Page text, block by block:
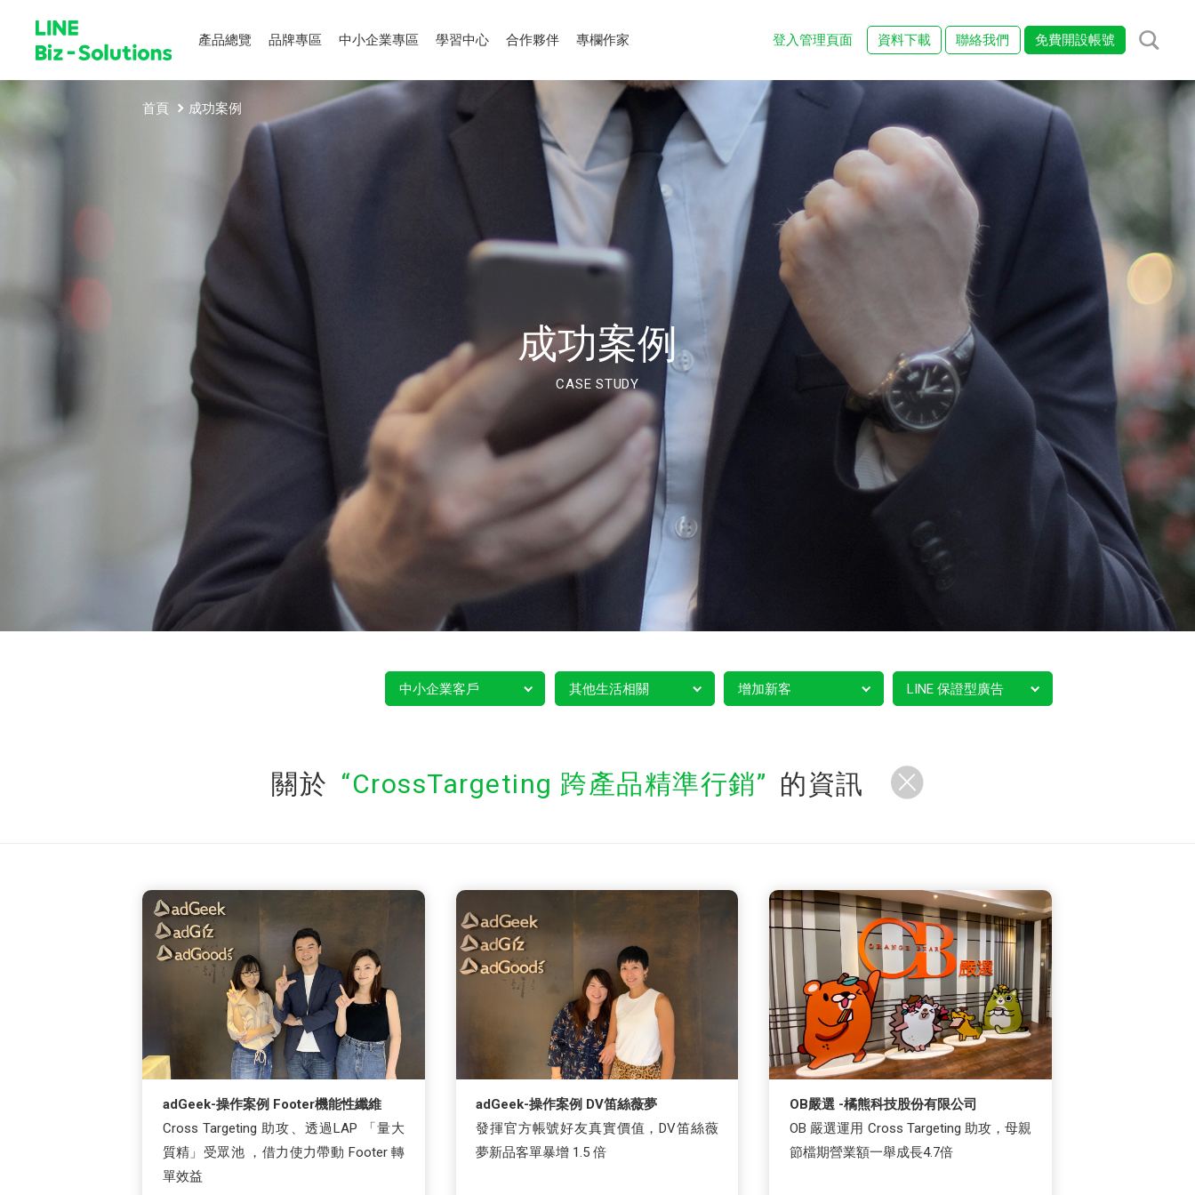
產品總覽 品牌專區 中小企業專區 學習中心 合作夥伴 專欄作家 登入管理頁面 資料下載 聯絡我們 免費開設帳號
首頁 成功案例
成功案例
CASE STUDY
中小企業客戶 其他生活相關 增加新客 LINE 保證型廣告
關於 CrossTargeting 跨產品精準行銷 的資訊
adGeek-操作案例 Footer機能性纖維
Cross Targeting 助攻、透過LAP 「量大
質精」受眾池 ，借力使力帶動 Footer 轉
單效益
adGeek-操作案例 DV笛絲薇夢
發揮官方帳號好友真實價值，DV笛絲薇
夢新品客單暴增 1.5 倍
OB嚴選 -橘熊科技股份有限公司
OB 嚴選運用 Cross Targeting 助攻，母親
節檔期營業額一舉成長4.7倍